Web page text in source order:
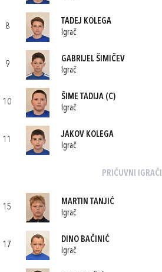
8
TADEJ KOLEGA
Igrač
9
GABRIJEL ŠIMIČEV
Igrač
10
ŠIME TADIJA (C)
Igrač
11
JAKOV KOLEGA
Igrač
PRIČUVNI IGRAČI
15
MARTIN TANJIĆ
Igrač
17
DINO BAČINIĆ
Igrač